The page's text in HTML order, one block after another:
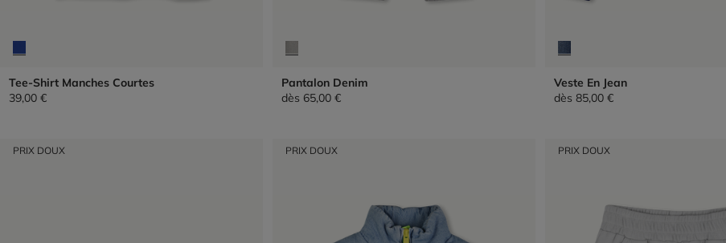
Tee-Shirt Manches Courtes
39,00 €
Pantalon Denim
dès 65,00 €
Veste En Jean
dès 85,00 €
PRIX DOUX PRIX DOUX PRIX DOUX